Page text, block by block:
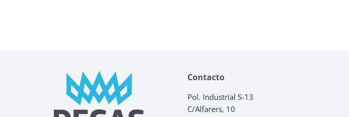
Contacto
Pol. Industrial S-13
C/Alfarers, 10